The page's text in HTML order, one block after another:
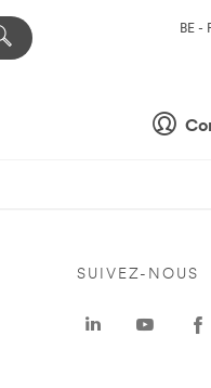
BE -
SUIVEZ-NOUS